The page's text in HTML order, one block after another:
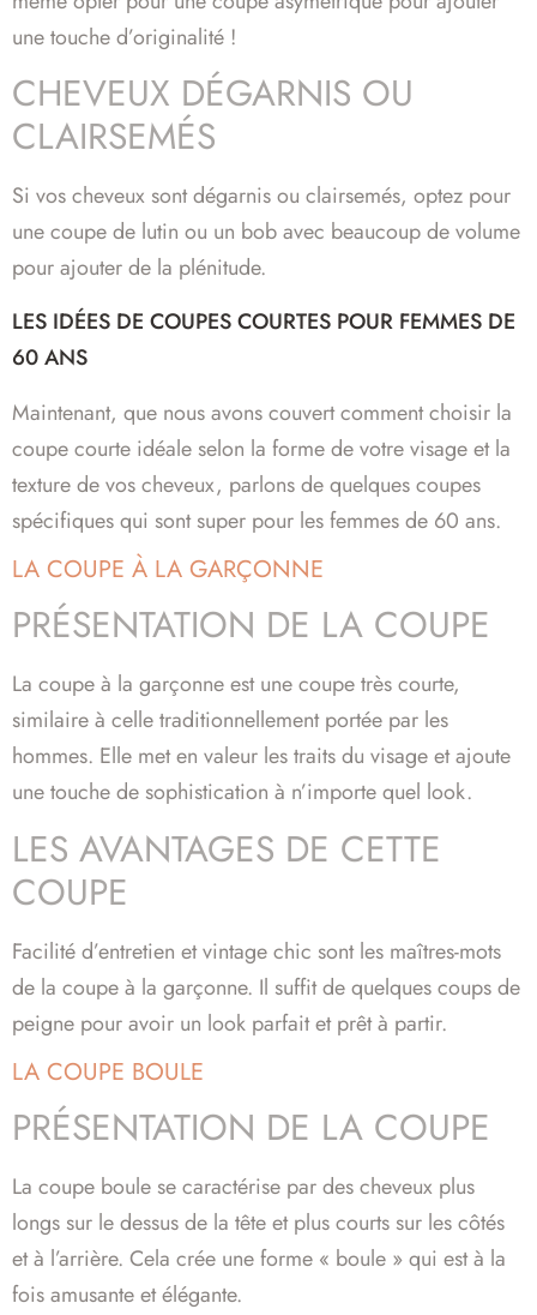
une touche d’originalité !
CHEVEUX DÉGARNIS OU
CLAIRSEMÉS
Si vos cheveux sont dégarnis ou clairsemés, optez pour
une coupe de lutin ou un bob avec beaucoup de volume
pour ajouter de la plénitude.
LES IDÉES DE COUPES COURTES POUR FEMMES DE
60 ANS
Maintenant, que nous avons couvert comment choisir la
coupe courte idéale selon la forme de votre visage et la
texture de vos cheveux, parlons de quelques coupes
spécifiques qui sont super pour les femmes de 60 ans.
LA COUPE À LA GARÇONNE
PRÉSENTATION DE LA COUPE
La coupe à la garçonne est une coupe très courte,
similaire à celle traditionnellement portée par les
hommes. Elle met en valeur les traits du visage et ajoute
une touche de sophistication à n’importe quel look.
LES AVANTAGES DE CETTE
COUPE
Facilité d’entretien et vintage chic sont les maîtres-mots
de la coupe à la garçonne. Il suffit de quelques coups de
peigne pour avoir un look parfait et prêt à partir.
LA COUPE BOULE
PRÉSENTATION DE LA COUPE
La coupe boule se caractérise par des cheveux plus
longs sur le dessus de la tête et plus courts sur les côtés
et à l’arrière. Cela crée une forme « boule » qui est à la
fois amusante et élégante.